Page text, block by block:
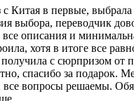
с Китая в первые,
выбора, переводчик
все описания и
хотя в итоге все
получила с сюрпризом от
спасибо за подарок.
все вопросы решаемы.